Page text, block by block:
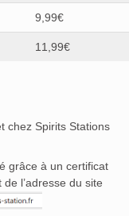
9,99€
11,99€
chez Spirits Stations
grâce à un certificat
l’adresse du site